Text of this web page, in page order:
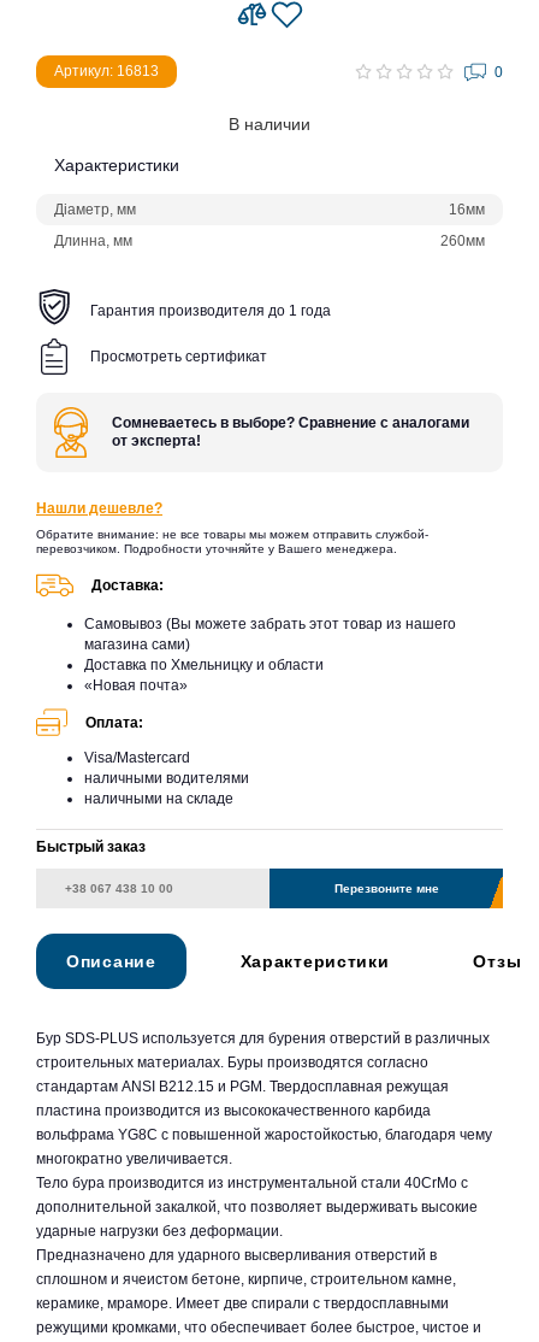
Артикул: 16813 0
В наличии
Характеристики
Діаметр, мм
16мм
Длинна, мм
260мм
Гарантия производителя до 1 года
Просмотреть сертификат
Сомневаетесь в выборе? Сравнение с аналогами
от эксперта!
Нашли дешевле?
Обратите внимание: не все товары мы можем отправить службой-
перевозчиком. Подробности уточняйте у Вашего менеджера.
Доставка:
Самовывоз (Вы можете забрать этот товар из нашего
магазина сами)
Доставка по Хмельницку и области
«Новая почта»
Оплата:
Visa/Mastercard
наличными водителями
наличными на складе
Быстрый заказ
Перезвоните мне
Описание Характеристики
Бур SDS-PLUS используется для бурения отверстий в различных
строительных материалах. Буры производятся согласно
стандартам ANSI B212.15 и PGM. Твердосплавная режущая
пластина производится из высококачественного карбида
вольфрама YG8C с повышенной жаростойкостью, благодаря чему
многократно увеличивается.
Тело бура производится из инструментальной стали 40CrMo с
дополнительной закалкой, что позволяет выдерживать высокие
ударные нагрузки без деформации.
Предназначено для ударного высверливания отверстий в
сплошном и ячеистом бетоне, кирпиче, строительном камне,
керамике, мраморе. Имеет две спирали с твердосплавными
режущими кромками, что обеспечивает более быстрое, чистое и